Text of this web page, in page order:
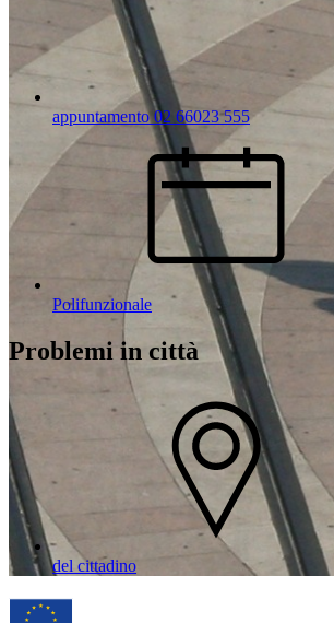
appuntamento 02 66023 555
Polifunzionale
Problemi in città
del cittadino